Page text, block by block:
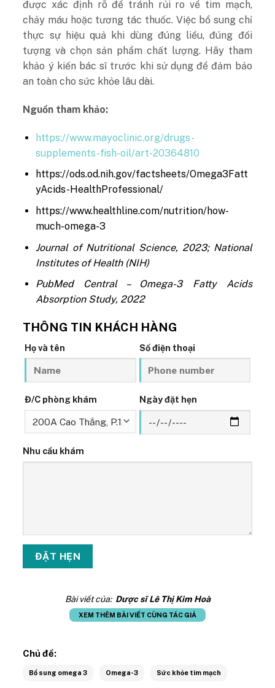
được xác định rõ để tránh rủi ro về tim mạch,
chảy máu hoặc tương tác thuốc. Việc bổ sung chỉ
thực sự hiệu quả khi dùng đúng liều, đúng đối
tượng và chọn sản phẩm chất lượng. Hãy tham
khảo ý kiến bác sĩ trước khi sử dụng để đảm bảo
an toàn cho sức khỏe lâu dài.
Nguồn tham khảo:
https://www.mayoclinic.org/drugs-
supplements-fish-oil/art-20364810
https://ods.od.nih.gov/factsheets/Omega3Fatt
yAcids-HealthProfessional/
https://www.healthline.com/nutrition/how-
much-omega-3
Journal of Nutritional Science, 2023; National
Institutes of Health (NIH)
PubMed Central – Omega-3 Fatty Acids
Absorption Study, 2022
THÔNG TIN KHÁCH HÀNG
Họ và tên Số điện thoại
Đ/C phòng khám Ngày đặt hẹn
Nhu cầu khám
Bài viết của: Dược sĩ Lê Thị Kim Hoà
XEM THÊM BÀI VIẾT CÙNG TÁC GIẢ
Chủ đề:
Bổ sung omega 3 Omega-3 Sức khỏe tim mạch